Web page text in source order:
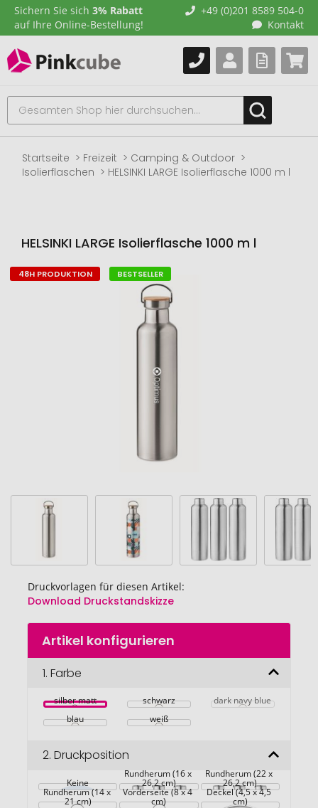
Sichern Sie sich 3% Rabatt
auf Ihre Online-Bestellung!
+49 (0)201 8589 504-0
Kontakt
Startseite Freizeit
Camping & Outdoor
Isolierflaschen
HELSINKI LARGE Isolierflasche 1000 m l
HELSINKI LARGE Isolierflasche 1000 m l
Zum
Druckvorlagen für diesen Artikel:
Download Druckstandskizze
Zum
Anfang
Bildgalerie
48H PRODUKTION BESTSELLER
Artikel konfigurieren
1. Farbe
silber matt schwarz
dark navy blue
blau
weiß
2. Druckposition
Keine
Rundherum (16 x
26,2 cm)
Rundherum (22 x
26,2 cm)
Rundherum (14 x
21 cm)
Vorderseite (8 x 4
cm)
Deckel (4,5 x 4,5
cm)